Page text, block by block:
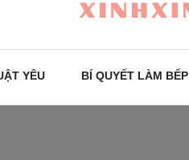
YÊU BÍ QUYẾT LÀM BẾP